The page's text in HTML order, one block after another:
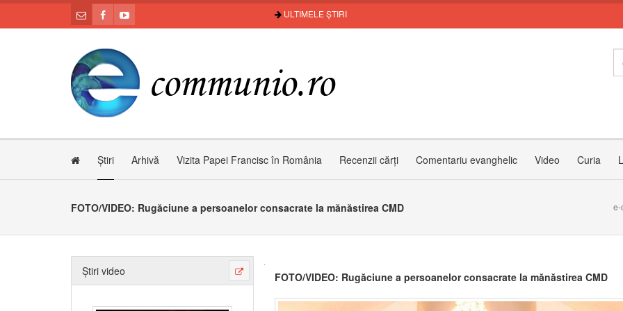
ULTIMELE ȘTIRI
Știri Arhivă Vizita Papei Francisc în România Recenzii cărți Comentariu evanghelic Video Curia
FOTO/VIDEO: Rugăciune a persoanelor consacrate la mănăstirea CMD e-
Știri video FOTO/VIDEO: Rugăciune a persoanelor consacrate la mănăstirea CMD